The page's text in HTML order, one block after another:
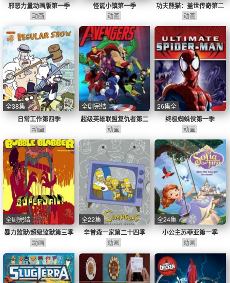
邪恶力量动画版第一季
动画
怪诞小镇第一季
动画
功夫熊猫：盖世传奇第二
季
动画
日常工作第四季
全38集
动画
超级英雄联盟复仇者第二
季
全剧完结
动画
终极蜘蛛侠第一季
26集全
动画
暴力监狱/超级监狱第三季
全剧完结
动画
辛普森一家第二十四季
全22集
动画
小公主苏菲亚第一季
全24集
动画